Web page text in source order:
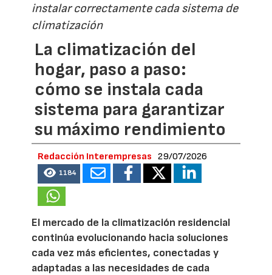
instalar correctamente cada sistema de
climatización
La climatización del
hogar, paso a paso:
cómo se instala cada
sistema para garantizar
su máximo rendimiento
Redacción Interempresas 29/07/2026
1184
El mercado de la climatización residencial
continúa evolucionando hacia soluciones
cada vez más eficientes, conectadas y
adaptadas a las necesidades de cada